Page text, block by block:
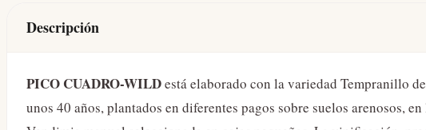
Descripción
PICO CUADRO-WILDestá elaborado con la variedad Tempranillo
unos 40 años, plantados en diferentes pagos sobre suelos arenosos,